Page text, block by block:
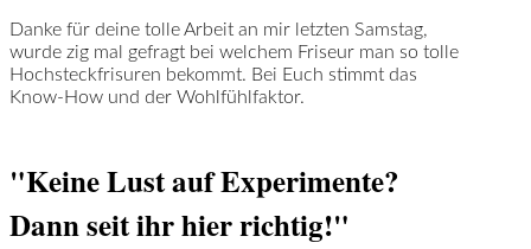
Danke für deine tolle Arbeit an mir letzten Samstag,
wurde zig mal gefragt bei welchem Friseur man so tolle
Hochsteckfrisuren bekommt. Bei Euch stimmt das
Know-How und der Wohlfühlfaktor.
"Keine Lust auf Experimente?
Dann seit ihr hier richtig!"